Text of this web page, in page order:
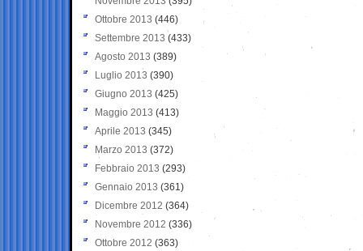
Ottobre 2013 (446)
Settembre 2013 (433)
Agosto 2013 (389)
Luglio 2013 (390)
Giugno 2013 (425)
Maggio 2013 (413)
Aprile 2013 (345)
Marzo 2013 (372)
Febbraio 2013 (293)
Gennaio 2013 (361)
Dicembre 2012 (364)
Novembre 2012 (336)
Ottobre 2012 (363)